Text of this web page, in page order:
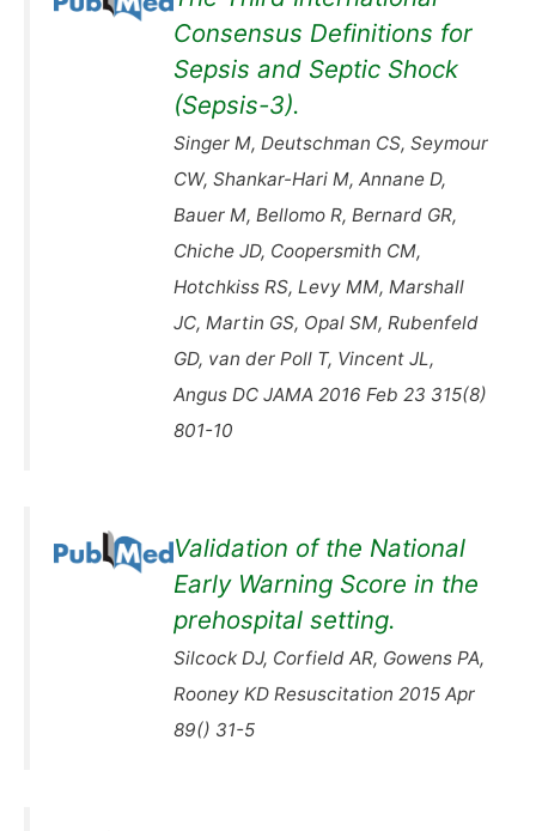
Consensus Definitions for
Sepsis and Septic Shock
(Sepsis-3).
Singer M, Deutschman CS, Seymour
CW, Shankar-Hari M, Annane D,
Bauer M, Bellomo R, Bernard GR,
Chiche JD, Coopersmith CM,
Hotchkiss RS, Levy MM, Marshall
JC, Martin GS, Opal SM, Rubenfeld
GD, van der Poll T, Vincent JL,
Angus DC JAMA 2016 Feb 23 315(8)
801-10
Validation of the National
Early Warning Score in the
prehospital setting.
Silcock DJ, Corfield AR, Gowens PA,
Rooney KD Resuscitation 2015 Apr
89() 31-5